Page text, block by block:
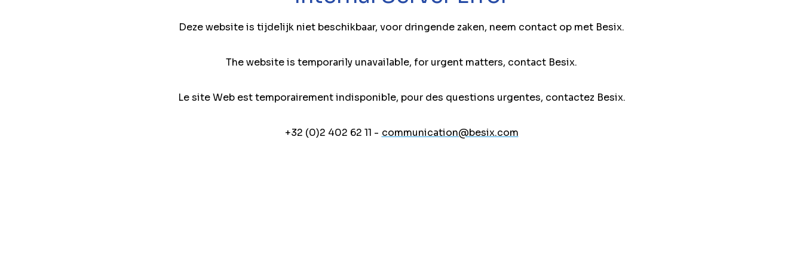
Deze website is tijdelijk niet beschikbaar, voor dringende zaken, neem contact op met Besix.
The website is temporarily unavailable, for urgent matters, contact Besix.
Le site Web est temporairement indisponible, pour des questions urgentes, contactez Besix.
+32 (0)2 402 62 11 - communication@besix.com